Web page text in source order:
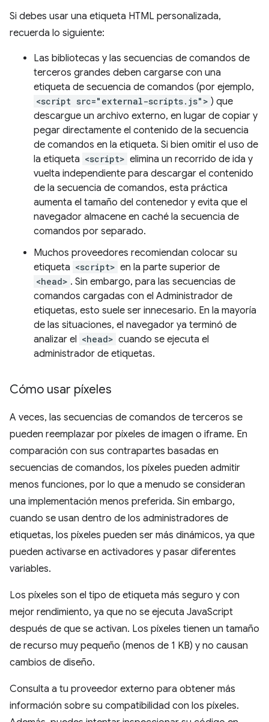
Si debes usar una etiqueta HTML personalizada,
recuerda lo siguiente:
Las bibliotecas y las secuencias de comandos de
terceros grandes deben cargarse con una
etiqueta de secuencia de comandos (por ejemplo,
<script src="external-scripts.js"> ) que
descargue un archivo externo, en lugar de copiar y
pegar directamente el contenido de la secuencia
de comandos en la etiqueta. Si bien omitir el uso de
la etiqueta <script> elimina un recorrido de ida y
vuelta independiente para descargar el contenido
de la secuencia de comandos, esta práctica
aumenta el tamaño del contenedor y evita que el
navegador almacene en caché la secuencia de
comandos por separado.
Muchos proveedores recomiendan colocar su
etiqueta <script> en la parte superior de
<head> . Sin embargo, para las secuencias de
comandos cargadas con el Administrador de
etiquetas, esto suele ser innecesario. En la mayoría
de las situaciones, el navegador ya terminó de
analizar el <head> cuando se ejecuta el
administrador de etiquetas.
Cómo usar píxeles
A veces, las secuencias de comandos de terceros se
pueden reemplazar por píxeles de imagen o iframe. En
comparación con sus contrapartes basadas en
secuencias de comandos, los píxeles pueden admitir
menos funciones, por lo que a menudo se consideran
una implementación menos preferida. Sin embargo,
cuando se usan dentro de los administradores de
etiquetas, los píxeles pueden ser más dinámicos, ya que
pueden activarse en activadores y pasar diferentes
variables.
Los píxeles son el tipo de etiqueta más seguro y con
mejor rendimiento, ya que no se ejecuta JavaScript
después de que se activan. Los píxeles tienen un tamaño
de recurso muy pequeño (menos de 1 KB) y no causan
cambios de diseño.
Consulta a tu proveedor externo para obtener más
información sobre su compatibilidad con los píxeles.